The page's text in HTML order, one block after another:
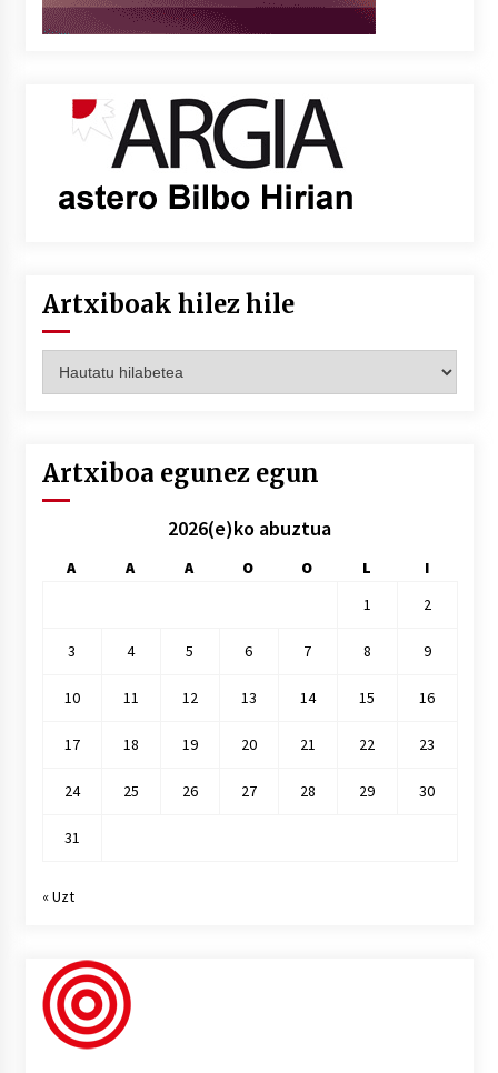
Artxiboak hilez hile
hilez
Artxiboa egunez egun
2026(e)ko abuztua
A A A O O L
I
1
2
3 4 5 6 7 8 9
10 11 12 13 14 15 16
17 18 19 20 21 22 23
24 25 26 27 28 29 30
31
« Uzt